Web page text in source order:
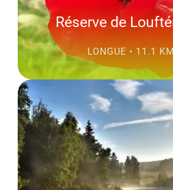
Réserve de
LONGUE • 11.1 KM